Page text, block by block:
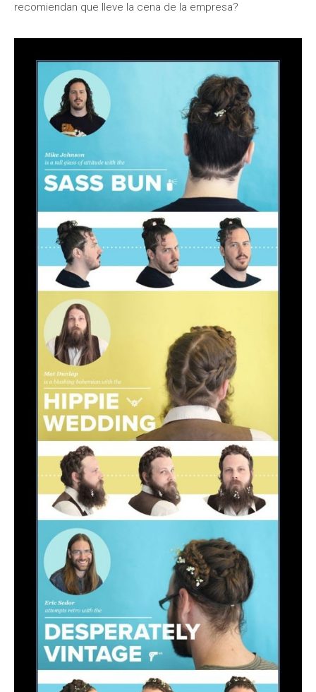
recomiendan que lleve la cena de la empresa?